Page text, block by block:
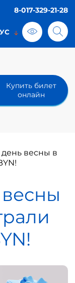
8-017-329-21-28
Купить билет
онлайн
весны в